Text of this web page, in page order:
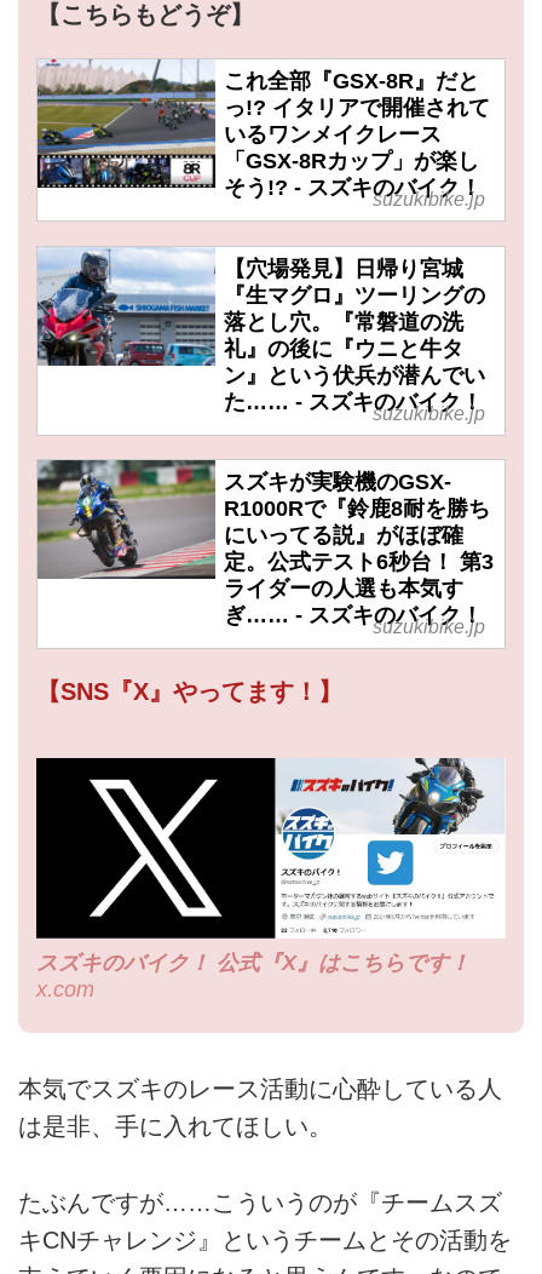
【こちらもどうぞ】
これ全部『GSX-8R』だと
っ!? イタリアで開催されて
いるワンメイクレース
「GSX-8Rカップ」が楽し
そう!? - スズキのバイク！
suzukibike.jp
【穴場発見】日帰り宮城
『生マグロ』ツーリングの
落とし穴。『常磐道の洗
礼』の後に『ウニと牛タ
ン』という伏兵が潜んでい
た…… - スズキのバイク！
suzukibike.jp
スズキが実験機のGSX-
R1000Rで『鈴鹿8耐を勝ち
にいってる説』がほぼ確
定。公式テスト6秒台！ 第3
ライダーの人選も本気す
ぎ…… - スズキのバイク！
suzukibike.jp
【SNS『X』やってます！】
スズキのバイク！ 公式『X』はこちらです！
x.com
本気でスズキのレース活動に心酔している人
は是非、手に入れてほしい。
たぶんですが……こういうのが『チームスズ
キCNチャレンジ』というチームとその活動を